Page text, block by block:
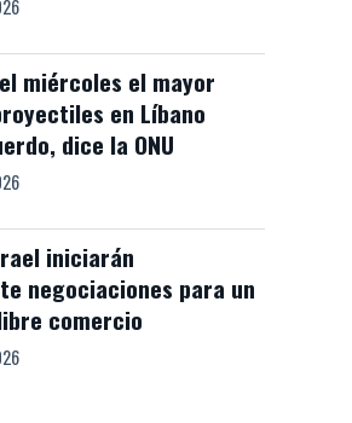
miércoles el mayor
en Líbano
dice la ONU
iniciarán
negociaciones para un
comercio